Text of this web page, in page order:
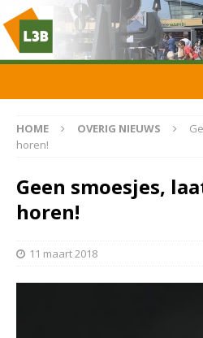
HOME OVERIG NIEUWS
horen!
Geen smoesjes,
horen!
11 maart 2018